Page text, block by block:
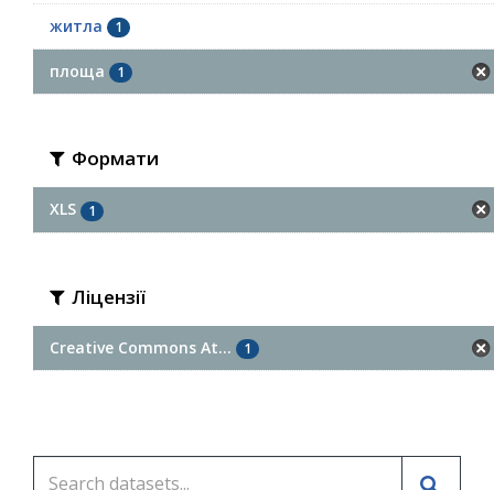
житла 1
площа 1
Формати
XLS 1
Ліцензії
Creative Commons At... 1